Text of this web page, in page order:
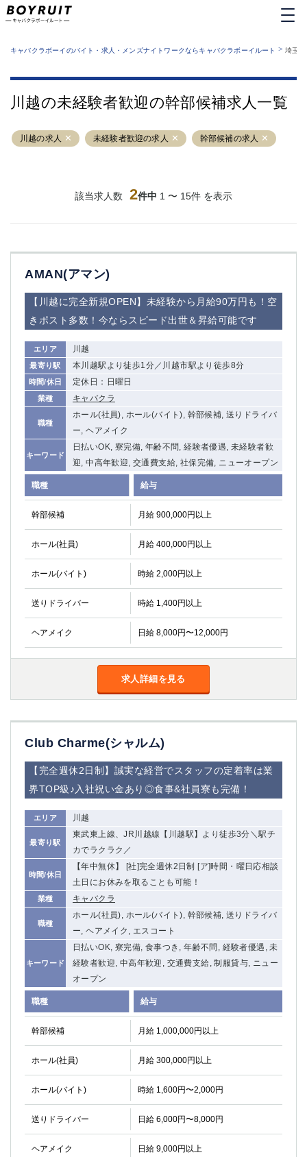
業種から探す
運営者情報
サイトマップ
キャバクラボーイのバイト・求人・メンズナイトワークならキャバクラボーイルート > 埼玉
川越の未経験者歓迎の幹部候補求人一覧
川越の求人 未経験者歓迎の求人 幹部候補の求人
該当求人数 2件中 1 〜 15件 を表示
AMAN(アマン)
【川越に完全新規OPEN】未経験から月給90万円も！空
きポスト多数！今ならスピード出世＆昇給可能です
エリア 川越
最寄り駅 本川越駅より徒歩1分／川越市駅より徒歩8分
時間/休日 定休日：日曜日
業種 キャバクラ
職種
ホール(社員), ホール(バイト), 幹部候補, 送りドライバ
ー, ヘアメイク
キーワード
日払いOK, 寮完備, 年齢不問, 経験者優遇, 未経験者歓
迎, 中高年歓迎, 交通費支給, 社保完備, ニューオープン
職種 給与
幹部候補 月給 900,000円以上
ホール(社員) 月給 400,000円以上
ホール(バイト) 時給 2,000円以上
送りドライバー 時給 1,400円以上
ヘアメイク 日給 8,000円〜12,000円
求人詳細を見る
Club Charme(シャルム)
【完全週休2日制】誠実な経営でスタッフの定着率は業
界TOP級♪入社祝い金あり◎食事&社員寮も完備！
エリア 川越
最寄り駅
東武東上線、JR川越線【川越駅】より徒歩3分＼駅チ
カでラクラク／
時間/休日
【年中無休】 [社]完全週休2日制 [ア]時間・曜日応相談
土日にお休みを取ることも可能！
業種 キャバクラ
職種
ホール(社員), ホール(バイト), 幹部候補, 送りドライバ
ー, ヘアメイク, エスコート
キーワード
日払いOK, 寮完備, 食事つき, 年齢不問, 経験者優遇, 未
経験者歓迎, 中高年歓迎, 交通費支給, 制服貸与, ニュー
オープン
職種 給与
幹部候補 月給 1,000,000円以上
ホール(社員) 月給 300,000円以上
ホール(バイト) 時給 1,600円〜2,000円
送りドライバー 日給 6,000円〜8,000円
ヘアメイク 日給 9,000円以上
六本木
池袋
吉祥寺
練馬
恵比寿
蒲田
①六本木 ②西麻布
大山
赤羽
品川
蒲田東口
立川（南口）
新宿
浜松町
中野
中目黒
ひばりヶ丘（北口）
吉祥寺（南口／公園口） 小作・羽村・福生エリア
自由が丘
吉祥寺（北口／東口）
四谷
錦糸町南口
下北沢・経堂
金町（北口）
成増駅徒歩3分の好立地！①JR埼京線「赤羽駅」から徒歩2分 ②東
①歌舞伎町 ②新宿 ③西部新宿 ③東新宿
①歌舞伎町 ②新宿
①銀座 ②新橋
錦糸町(南口)
①東武練馬 ②成増・板橋 ③大山 ②池袋
池袋東口
金町
大井町
大泉学園
下赤塚
祖師ヶ谷大蔵
小岩
湯島
久米川
五井
横浜
川崎
新横浜
平塚
武蔵小杉
小田原
横浜・桜木町
関内・馬車道・日ノ出町 武蔵新城
茅ヶ崎
戸塚
たまプラーザ
大船
厚木
横須賀
桜木町
大宮
南越谷
志木
川越
獨協大学前＜草加松原＞
北浦和（西口）